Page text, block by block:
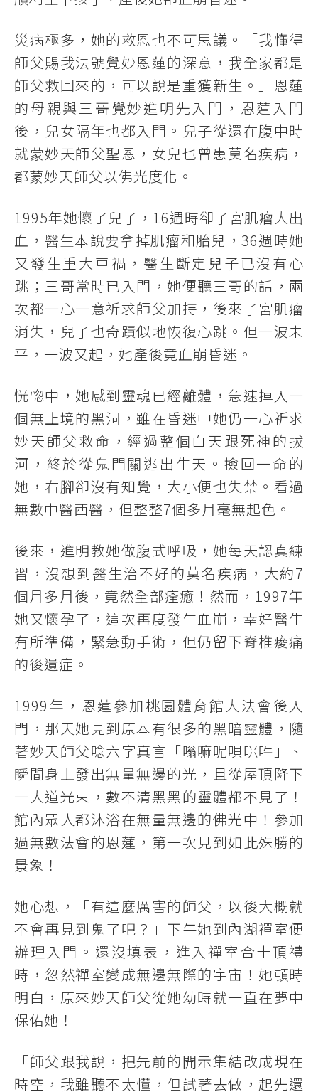
災病極多，她的救恩也不可思議。「我懂得
師父賜我法號覺妙恩蓮的深意，我全家都是
師父救回來的，可以說是重獲新生。」恩蓮
的母親與三哥覺妙進明先入門，恩蓮入門
後，兒女隔年也都入門。兒子從還在腹中時
就蒙妙天師父聖恩，女兒也曾患莫名疾病，
都蒙妙天師父以佛光度化。
1995年她懷了兒子，16週時卻子宮肌瘤大出
血，醫生本說要拿掉肌瘤和胎兒，36週時她
又發生重大車禍，醫生斷定兒子已沒有心
跳；三哥當時已入門，她便聽三哥的話，兩
次都一心一意祈求師父加持，後來子宮肌瘤
消失，兒子也奇蹟似地恢復心跳。但一波未
平，一波又起，她產後竟血崩昏迷。
恍惚中，她感到靈魂已經離體，急速掉入一
個無止境的黑洞，雖在昏迷中她仍一心祈求
妙天師父救命，經過整個白天跟死神的拔
河，終於從鬼門關逃出生天。撿回一命的
她，右腳卻沒有知覺，大小便也失禁。看過
無數中醫西醫，但整整7個多月毫無起色。
後來，進明教她做腹式呼吸，她每天認真練
習，沒想到醫生治不好的莫名疾病，大約7
個月多月後，竟然全部痊癒！然而，1997年
她又懷孕了，這次再度發生血崩，幸好醫生
有所準備，緊急動手術，但仍留下脊椎痠痛
的後遺症。
1999年，恩蓮參加桃園體育館大法會後入
門，那天她見到原本有很多的黑暗靈體，隨
著妙天師父唸六字真言「嗡嘛呢唄咪吽」、
瞬間身上發出無量無邊的光，且從屋頂降下
一大道光束，數不清黑黑的靈體都不見了！
館內眾人都沐浴在無量無邊的佛光中！參加
過無數法會的恩蓮，第一次見到如此殊勝的
景象！
她心想，「有這麼厲害的師父，以後大概就
不會再見到鬼了吧？」下午她到內湖禪室便
辦理入門。還沒填表，進入禪室合十頂禮
時，忽然禪室變成無邊無際的宇宙！她頓時
明白，原來妙天師父從她幼時就一直在夢中
保佑她！
「師父跟我說，把先前的開示集結改成現在
時空，我雖聽不太懂，但試著去做，起先還